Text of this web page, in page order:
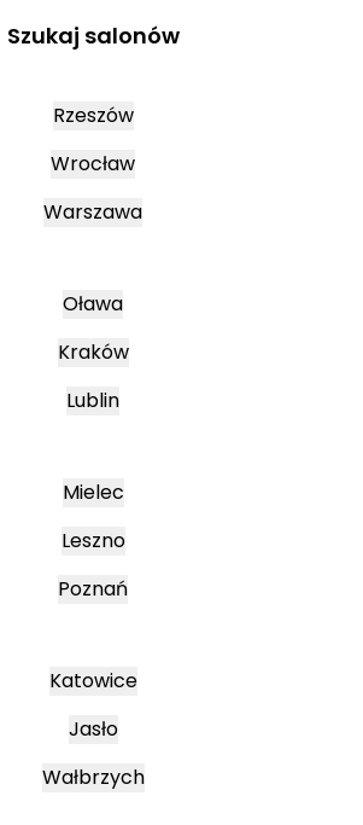
Szukaj salonów
Rzeszów
Wrocław
Warszawa
Oława
Kraków
Lublin
Mielec
Leszno
Poznań
Katowice
Jasło
Wałbrzych